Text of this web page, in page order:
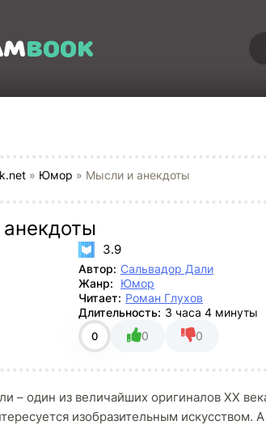
BOOK
» Юмор » Мысли и анекдоты
3.9
Автор: Сальвадор Дали
Жанр:
Юмор
Читает: Роман Глухов
Длительность: 3 часа 4 минуты
0 0 0
– один из величайших оригиналов XX
изобразительным